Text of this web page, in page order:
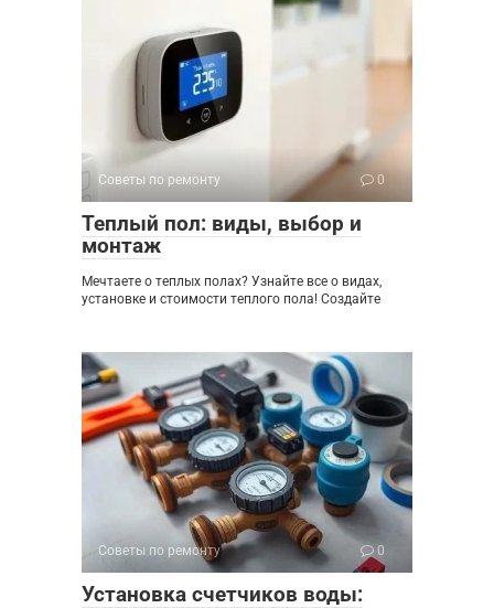
Советы по ремонту 0
Теплый пол: виды, выбор и
монтаж
Мечтаете о теплых полах? Узнайте все о видах,
установке и стоимости теплого пола! Создайте
Советы по ремонту 0
Установка счетчиков воды: